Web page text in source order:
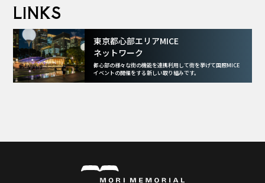
LINKS
東京都心部エリアMICE
ネットワーク
都心部の様々な街の機能を連携利用して街を挙げて国際MICE
イベントの開催をする新しい取り組みです。